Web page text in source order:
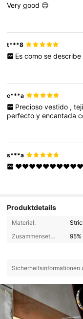
Verygood 😊
t***8
Es como se describe
c***a
Precioso vestido ,
perfectoyencantada
s***a
Produktdetails
Material:
Zusammensetzung:
95%
Sicherheitsinformationen